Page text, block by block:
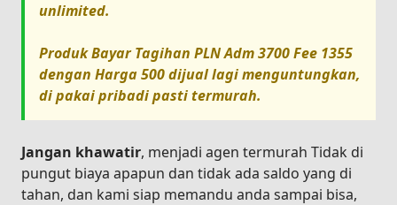
unlimited.
ProdukBayar Tagihan PLN Adm 3700 Fee 1355
dengan Harga500dijual lagi menguntungkan,
di pakai pribadi pasti termurah.
Jangan khawatir, menjadi agen termurah Tidak di
pungut biaya apapun dan tidak ada saldo yang di
tahan, dan kami siap memandu anda sampai bisa,